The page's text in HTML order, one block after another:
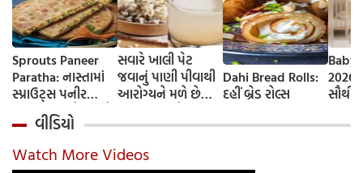
Sprouts Paneer
Paratha: નાસ્તામાં
સ્પ્રાઉટ્સ પનીર
પરાઠા બનાવો, તમને
પ્રોટીનનો ડબલ ડોઝ
મળશે
સવારે ખાલી પેટ
જવાનું પાણી પીવાથી
આરોગ્યને મળે છે
જાણીએ તેના ફાયદા
અને ઉપયોગ કરવાની
યોગ્ય રીત
Dahi Bread Rolls:
દહીં બ્રેડ રોલ્સ
Baby
વીડિયો
Watch More Videos